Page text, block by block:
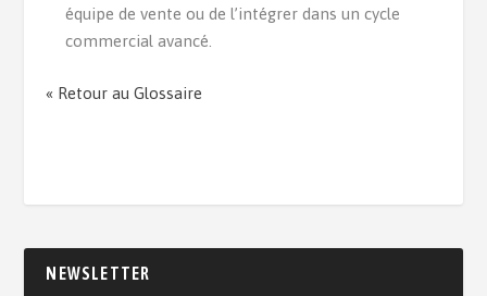
équipe de vente ou de l’intégrer dans un cycle
commercial avancé.
« Retour au Glossaire
NEWSLETTER